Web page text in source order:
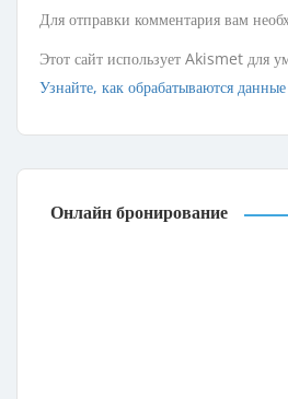
Для отправки комментария вам
Этот сайт использует Akismet для
Узнайте, как обрабатываются
Онлайн бронирование